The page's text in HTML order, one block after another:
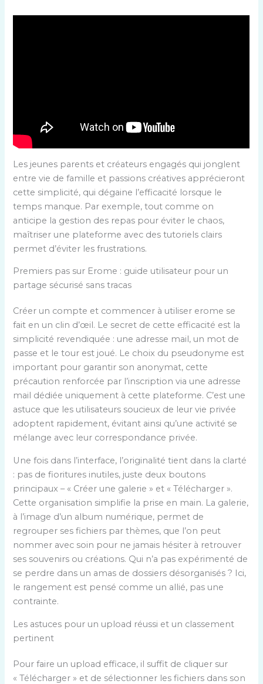
Les jeunes parents et créateurs engagés qui jonglent
entre vie de famille et passions créatives apprécieront
cette simplicité, qui dégaine l’efficacité lorsque le
temps manque. Par exemple, tout comme on
anticipe la gestion des repas pour éviter le chaos,
maîtriser une plateforme avec des tutoriels clairs
permet d’éviter les frustrations.
Premiers pas sur Erome : guide utilisateur pour un
partage sécurisé sans tracas
Créer un compte et commencer à utiliser erome se
fait en un clin d’œil. Le secret de cette efficacité est la
simplicité revendiquée : une adresse mail, un mot de
passe et le tour est joué. Le choix du pseudonyme est
important pour garantir son anonymat, cette
précaution renforcée par l’inscription via une adresse
mail dédiée uniquement à cette plateforme. C’est une
astuce que les utilisateurs soucieux de leur vie privée
adoptent rapidement, évitant ainsi qu’une activité se
mélange avec leur correspondance privée.
Une fois dans l’interface, l’originalité tient dans la clarté
: pas de fioritures inutiles, juste deux boutons
principaux – « Créer une galerie » et « Télécharger ».
Cette organisation simplifie la prise en main. La galerie,
à l’image d’un album numérique, permet de
regrouper ses fichiers par thèmes, que l’on peut
nommer avec soin pour ne jamais hésiter à retrouver
ses souvenirs ou créations. Qui n’a pas expérimenté de
se perdre dans un amas de dossiers désorganisés ? Ici,
le rangement est pensé comme un allié, pas une
contrainte.
Les astuces pour un upload réussi et un classement
pertinent
Pour faire un upload efficace, il suffit de cliquer sur
« Télécharger » et de sélectionner les fichiers dans son